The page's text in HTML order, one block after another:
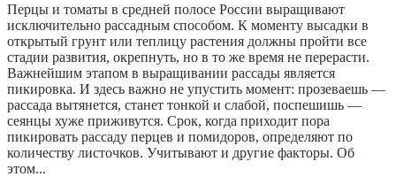
Перцы и томаты в средней полосе России выращивают
исключительно рассадным способом. К моменту высадки в
открытый грунт или теплицу растения должны пройти все
стадии развития, окрепнуть, но в то же время не перерасти.
Важнейшим этапом в выращивании рассады является
пикировка. И здесь важно не упустить момент: прозеваешь —
рассада вытянется, станет тонкой и слабой, поспешишь —
сеянцы хуже приживутся. Срок, когда приходит пора
пикировать рассаду перцев и помидоров, определяют по
количеству листочков. Учитывают и другие факторы. Об
этом...